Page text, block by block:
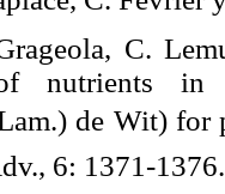
C.
nutrients in
de Wit) for
6: 1371-1376.